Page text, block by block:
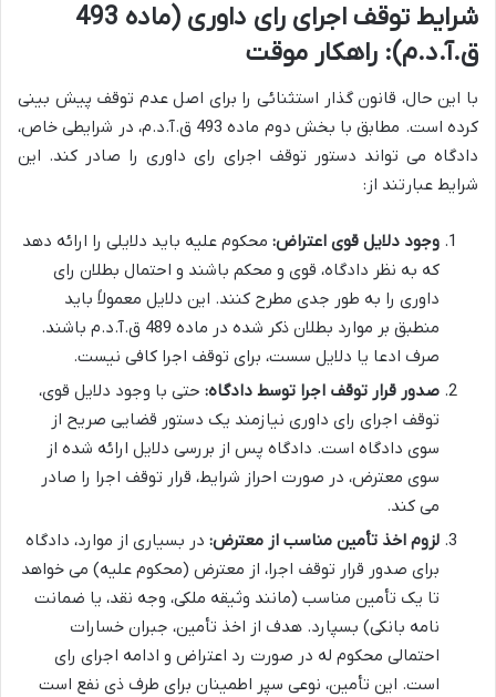
شرایط توقف اجرای رای داوری (ماده 493
ق.آ.د.م): راهکار موقت
با این حال، قانون گذار استثنائی را برای اصل عدم توقف پیش بینی
کرده است. مطابق با بخش دوم ماده 493 ق.آ.د.م، در شرایطی خاص،
دادگاه می تواند دستور توقف اجرای رای داوری را صادر کند. این
شرایط عبارتند از:
وجود دلایل قوی اعتراض: محکوم علیه باید دلایلی را ارائه دهد
که به نظر دادگاه، قوی و محکم باشند و احتمال بطلان رای
داوری را به طور جدی مطرح کنند. این دلایل معمولاً باید
منطبق بر موارد بطلان ذکر شده در ماده 489 ق.آ.د.م باشند.
صرف ادعا یا دلایل سست، برای توقف اجرا کافی نیست.
صدور قرار توقف اجرا توسط دادگاه: حتی با وجود دلایل قوی،
توقف اجرای رای داوری نیازمند یک دستور قضایی صریح از
سوی دادگاه است. دادگاه پس از بررسی دلایل ارائه شده از
سوی معترض، در صورت احراز شرایط، قرار توقف اجرا را صادر
می کند.
لزوم اخذ تأمین مناسب از معترض: در بسیاری از موارد، دادگاه
برای صدور قرار توقف اجرا، از معترض (محکوم علیه) می خواهد
تا یک تأمین مناسب (مانند وثیقه ملکی، وجه نقد، یا ضمانت
نامه بانکی) بسپارد. هدف از اخذ تأمین، جبران خسارات
احتمالی محکوم له در صورت رد اعتراض و ادامه اجرای رای
است. این تأمین، نوعی سپر اطمینان برای طرف ذی نفع است